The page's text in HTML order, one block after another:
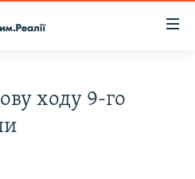
ходу 9-го